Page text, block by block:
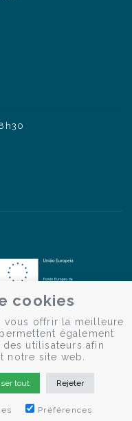
cookies
vous offrir la meilleure
également
utilisateurs afin
notre site web.
tout Rejeter
Préférences